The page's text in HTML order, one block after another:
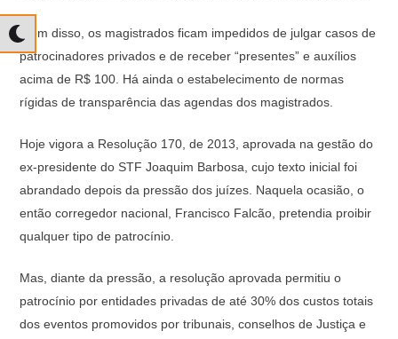
Além disso, os magistrados ficam impedidos de julgar casos de
patrocinadores privados e de receber “presentes” e auxílios
acima de R$ 100. Há ainda o estabelecimento de normas
rígidas de transparência das agendas dos magistrados.
Hoje vigora a Resolução 170, de 2013, aprovada na gestão do
ex-presidente do STF Joaquim Barbosa, cujo texto inicial foi
abrandado depois da pressão dos juízes. Naquela ocasião, o
então corregedor nacional, Francisco Falcão, pretendia proibir
qualquer tipo de patrocínio.
Mas, diante da pressão, a resolução aprovada permitiu o
patrocínio por entidades privadas de até 30% dos custos totais
dos eventos promovidos por tribunais, conselhos de Justiça e